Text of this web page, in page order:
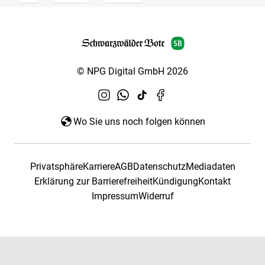
© NPG Digital GmbH 2026
Wo Sie uns noch folgen können
PrivatsphäreKarriereAGBDatenschutzMediadaten
Erklärung zur BarrierefreiheitKündigungKontakt
ImpressumWiderruf